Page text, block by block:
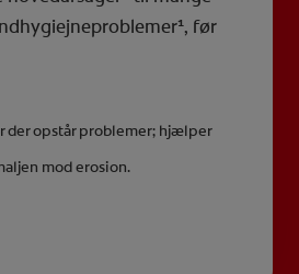
før
der opstår problemer; hjælper
mod erosion.